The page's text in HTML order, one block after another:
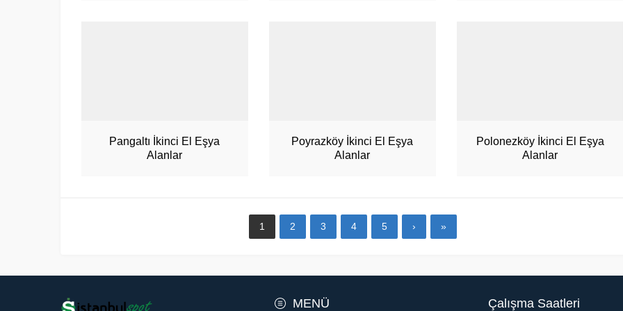
Pangaltı İkinci El Eşya
Alanlar
Poyrazköy İkinci El Eşya
Alanlar
Polonezköy İkinci El Eşya
Alanlar
1 2 3 4 5 › »
MENÜ Çalışma Saatleri